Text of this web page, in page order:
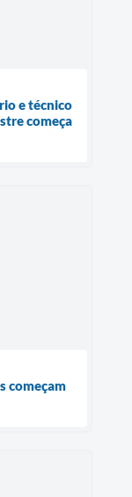
e técnico
começa
começam